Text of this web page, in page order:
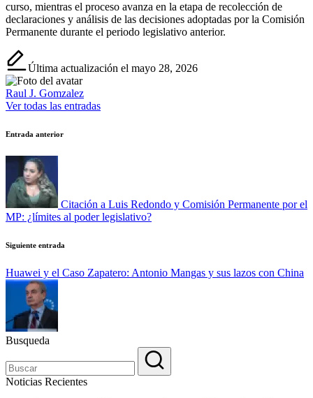
curso, mientras el proceso avanza en la etapa de recolección de
declaraciones y análisis de las decisiones adoptadas por la Comisión
Permanente durante el periodo legislativo anterior.
Última actualización el mayo 28, 2026
Raul J. Gomzalez
Ver todas las entradas
Navegación
de
entradas
Entrada anterior
Citación a Luis Redondo y Comisión Permanente por el
MP: ¿límites al poder legislativo?
Siguiente entrada
Huawei y el Caso Zapatero: Antonio Mangas y sus lazos con China
Busqueda
Noticias Recientes